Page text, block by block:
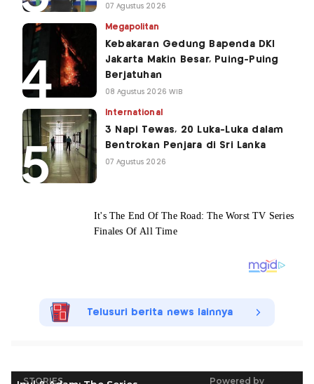
07 Agustus 2026
Megapolitan
Kebakaran Gedung Bapenda DKI
Jakarta Makin Besar, Puing-Puing
Berjatuhan
08 Agustus 2026 WIB
International
3 Napi Tewas, 20 Luka-Luka dalam
Bentrokan Penjara di Sri Lanka
07 Agustus 2026
Telusuri berita news lainnya